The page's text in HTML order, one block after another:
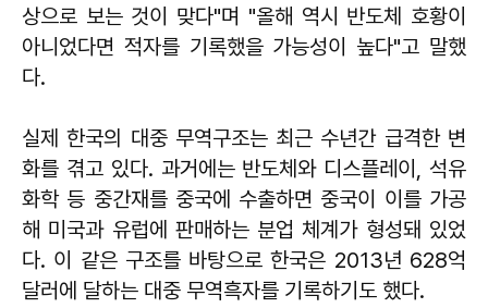
상으로 보는 것이 맞다"며 "올해 역시 반도체 호황이
아니었다면 적자를 기록했을 가능성이 높다"고 말했
다.
실제 한국의 대중 무역구조는 최근 수년간 급격한 변
화를 겪고 있다. 과거에는 반도체와 디스플레이, 석유
화학 등 중간재를 중국에 수출하면 중국이 이를 가공
해 미국과 유럽에 판매하는 분업 체계가 형성돼 있었
다. 이 같은 구조를 바탕으로 한국은 2013년 628억
달러에 달하는 대중 무역흑자를 기록하기도 했다.